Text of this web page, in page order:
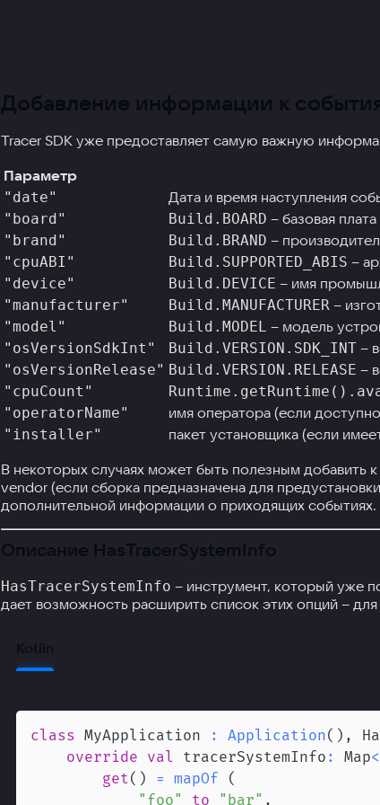
Добавление информации к
Tracer SDK уже предоставляет самую важную
Параметр
"date" Дата и время наступления
"board" Build.BOARD – базовая плата
"brand" Build.BRAND –
"cpuABI" Build.SUPPORTED_ABIS –
"device" Build.DEVICE – имя
"manufacturer" Build.MANUFACTURER –
"model" Build.MODEL – модель
"osVersionSdkInt" Build.VERSION.SDK_INT –
"osVersionRelease" Build.VERSION.RELEASE –
"cpuCount"
"operatorName" имя оператора (если
"installer"
пакет установщика (если
В некоторых случаях может быть полезным
vendor (если сборка предназначена для
дополнительной информации о приходящих событиях.
Описание HasTracerSystemInfo
HasTracerSystemInfo – инструмент, который уже
дает возможность расширить список этих опций –
Kotlin
class MyApplication : Application( ) ,
override val tracerSystemInfo : Map<
get( ) = mapOf
(
"foo"
to "bar" ,